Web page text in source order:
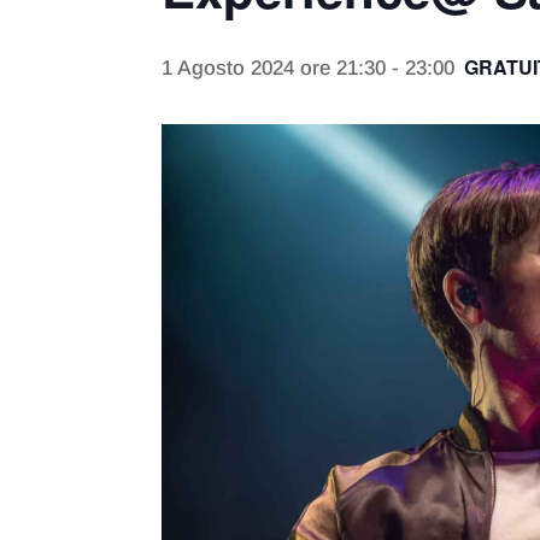
1 Agosto 2024 ore 21:30 -23:00